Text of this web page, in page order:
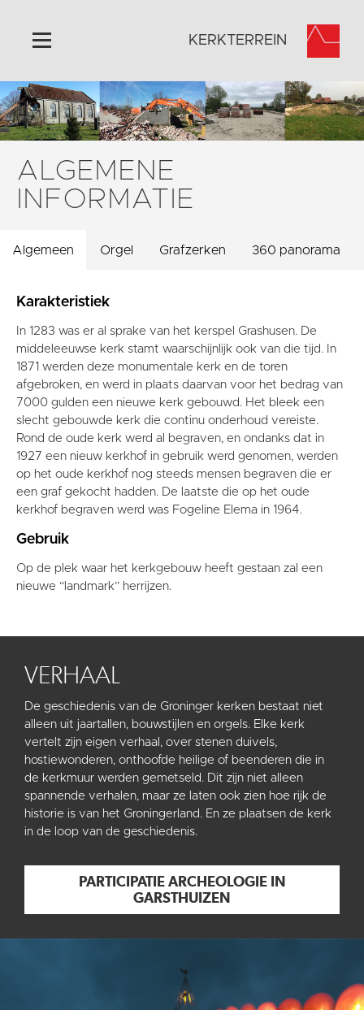
Home
Algemeen
Historie
Omgeving
Activiteiten
Vaktaal
KERKTERREIN
ALGEMENE
INFORMATIE
Algemeen Orgel Grafzerken 360 panorama
Karakteristiek
In 1283 was er al sprake van het kerspel Grashusen. De
middeleeuwse kerk stamt waarschijnlijk ook van die tijd. In
1871 werden deze monumentale kerk en de toren
afgebroken, en werd in plaats daarvan voor het bedrag van
7000 gulden een nieuwe kerk gebouwd. Het bleek een
slecht gebouwde kerk die continu onderhoud vereiste.
Rond de oude kerk werd al begraven, en ondanks dat in
1927 een nieuw kerkhof in gebruik werd genomen, werden
op het oude kerkhof nog steeds mensen begraven die er
een graf gekocht hadden. De laatste die op het oude
kerkhof begraven werd was Fogeline Elema in 1964.
Gebruik
Op de plek waar het kerkgebouw heeft gestaan zal een
nieuwe “landmark” herrijzen.
VERHAAL
De geschiedenis van de Groninger kerken bestaat niet
alleen uit jaartallen, bouwstijlen en orgels. Elke kerk
vertelt zijn eigen verhaal, over stenen duivels,
hostiewonderen, onthoofde heilige of beenderen die in
de kerkmuur werden gemetseld. Dit zijn niet alleen
spannende verhalen, maar ze laten ook zien hoe rijk de
historie is van het Groningerland. En ze plaatsen de kerk
in de loop van de geschiedenis.
PARTICIPATIE ARCHEOLOGIE IN
GARSTHUIZEN